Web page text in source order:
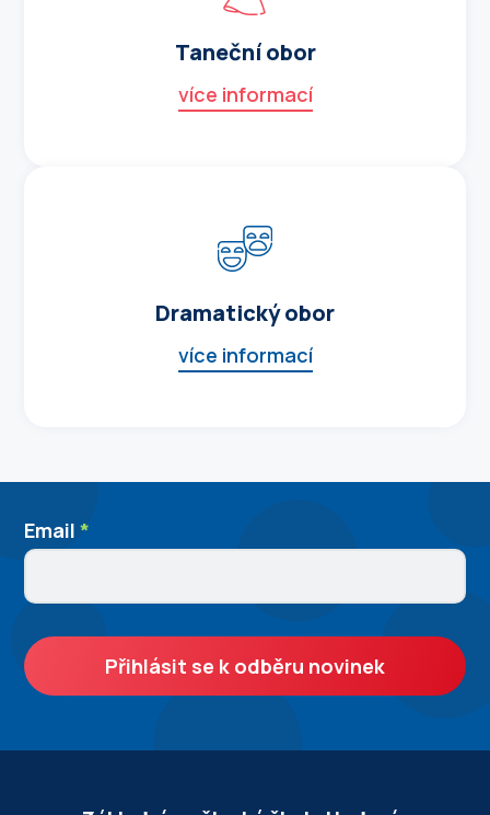
Taneční obor
více informací
Dramatický obor
více informací
Newslleter
SignUp
Email*
Přihlásit se k odběru novinek
I
f
y
u
a
e